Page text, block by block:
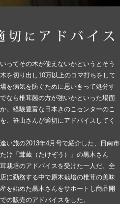
ってその木が使えないかというとそう
を切り出し10万以上のコマ打ちをして
を病気を防ぐために思いきって処分す
なら椎茸菌の方が強いかといった場面
。経験豊富な日本きのこセンターのこ
、笹山さんが適切にアドバイスしてく
い旅の2013年4月号で紹介した、日南市
け「茸蔵（たけぞう）」の黒木さん
栽培のアドバイスを受けた一人だ。全
に勤務する中で原木栽培の椎茸の美味
を始めた黒木さんをサポートし商品開
の販売のアドバイスをした。